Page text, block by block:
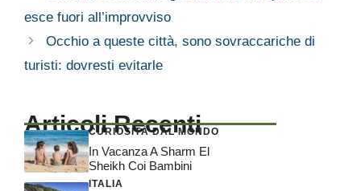
esce fuori all’improvviso
Occhio a queste città, sono sovraccariche di
turisti: dovresti evitarle
Articoli Recenti
CURIOSITÀ DAL MONDO
In Vacanza A Sharm El
Sheikh Coi Bambini
ITALIA